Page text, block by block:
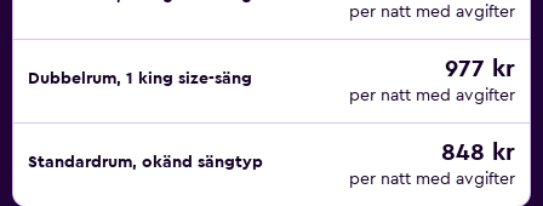
per natt med avgifter
Dubbelrum, 1 king size-säng 977 kr
per natt med avgifter
Standardrum, okänd sängtyp 848 kr
per natt med avgifter